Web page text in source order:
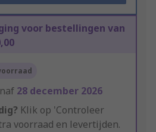
voor bestellingen van
28 december 2026
Klik op 'Controleer
voorraad en levertijden.